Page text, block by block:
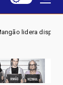
vaga na Alego